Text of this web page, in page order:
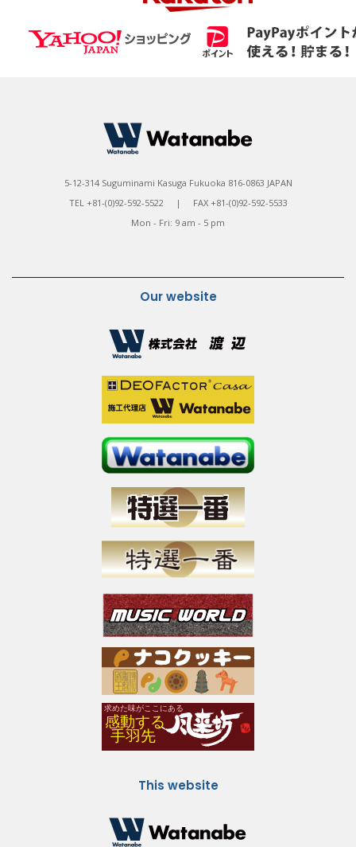
5-12-314 Suguminami Kasuga Fukuoka 816-0863 JAPAN
TEL +81-(0)92-592-5522 | FAX +81-(0)92-592-5533
Mon - Fri: 9 am - 5 pm
Our website
This website